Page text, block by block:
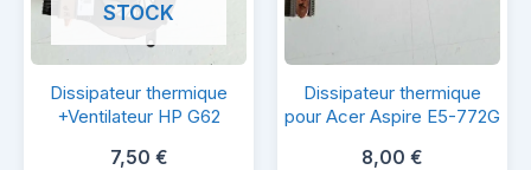
Dissipateur
thermique
+Ventilateur
STOCK
Dissipateur thermique
+Ventilateur HP G62
7,50 €
Dissipateur
thermique
pour
Dissipateur thermique
pour Acer Aspire E5-772G
8,00 €